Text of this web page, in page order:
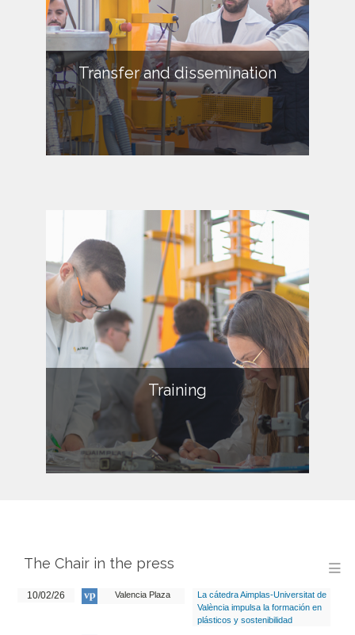
Transfer and dissemination
Training
The Chair in the press
10/02/26 Valencia Plaza
La cátedra Aimplas-Universitat de
València impulsa la formación en
plásticos y sostenibilidad